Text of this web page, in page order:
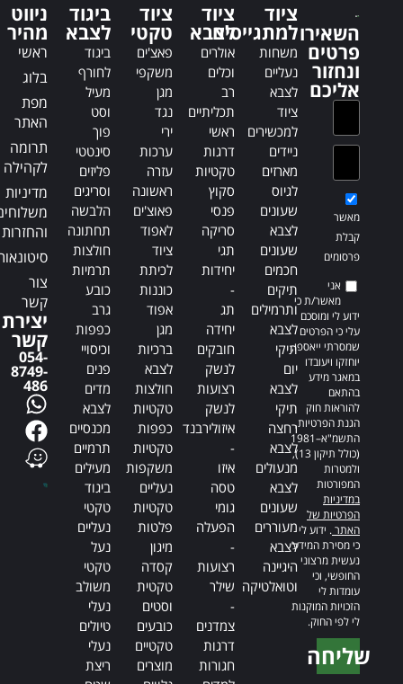
t
i
v
t
i
השאירו
פרטים
ונחזור
אליכם
מאשר
קבלת
פרסומים
אני
מאשר/ת כי
ידוע לי ומוסכם
עלי כי הפרטים
שמסרתי ייאספו,
יוחזקו ויעובדו
במאגר מידע
בהתאם
להוראות חוק
הגנת הפרטיות,
התשמ"א–1981
(כולל תיקון 13),
ולמטרות
המפורטות
במדיניות
הפרטיות של
האתר. ידוע לי
כי מסירת המידע
נעשית מרצוני
החופשי, וכי
עומדות לי
הזכויות המוקנות
לי לפי החוק.
שליחה
ציוד
למתגייסים
משחות
נעליים
לצבא
ציוד
למכשירים
ניידים
מארזים
לגיוס
שעונים
לצבא
שעונים
חכמים
תיקים
ותרמילים
לצבא
תיקי
יום
לצבא
תיקי
רחצה
לצבא
מנעולים
לצבא
שעונים
מעוררים
לצבא
היגיינה
וטואלטיקה
ציוד
לצבא
אולרים
וכלים
רב
תכליתיים
ראשי
דרגות
טקטיות
סקוץ
פנסי
סריקה
תגי
יחידות
-
תג
יחידה
חובקים
לנשק
רצועות
לנשק
איזולירבנד
-
איזו
טסה
גומי
הפעלה
-
רצועות
שילר
-
צמדנים
דרגות
חגורות
ציוד
טקטי
פאצ'ים
משקפי
מגן
נגד
ירי
ערכות
עזרה
ראשונה
פאוצ'ים
לאפוד
ציוד
לכיתת
כוננות
אפוד
מגן
ברכיות
לצבא
חולצות
טקטיות
כפפות
טקטיות
משקפות
נעליים
טקטיות
פלטות
מיגון
קסדה
טקטית
וסטים
כובעים
טקטיים
מוצרים
ביגוד
לצבא
ביגוד
לחורף
מעיל
וסט
פוך
סינטטי
פליזים
וסריגים
הלבשה
תחתונה
חולצות
תרמיות
כובע
גרב
כפפות
וכיסויי
פנים
מדים
לצבא
מכנסיים
תרמיים
מעילים
ביגוד
טקטי
נעליים
נעל
טקטי
משולב
נעלי
טיולים
נעלי
ריצת
ניווט
מהיר
ראשי
בלוג
מפת
האתר
תרומה
לקהילה
מדיניות
והחזרות
צור
קשר
יצירת
קשר
054-
8749-
486